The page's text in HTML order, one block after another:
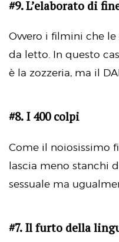
#9. L’elaborato di
Ovvero i filmini che
da letto. In questo
è la zozzeria, ma il
#8. I 400 colpi
Come il noiosissimo
lascia meno stanchi
sessuale ma
#7. Il furto della